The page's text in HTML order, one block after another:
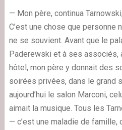
— Mon père, continua
C’est une chose que personne
ne se souvient. Avant que le
Paderewski et à ses associés,
hôtel, mon père y donnait des
soirées privées, dans le grand
aujourd’hui le salon Marconi,
aimait la musique. Tous les
— c’est une maladie de famille,